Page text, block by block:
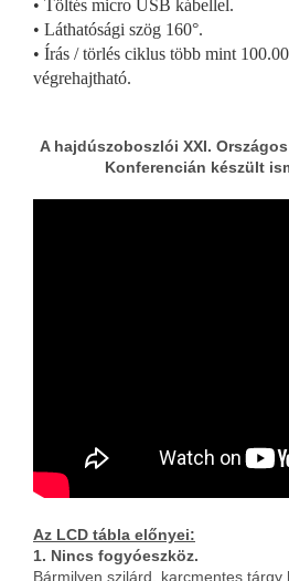
• Töltés micro USB kábellel.
• Láthatósági szög 160°.
• Írás / törlés ciklus több mint
végrehajtható.
A hajdúszoboszlói XXI.
Konferencián készült
Az LCD tábla előnyei:
1. Nincs fogyóeszköz.
Bármilyen szilárd, karcmentes tárgy